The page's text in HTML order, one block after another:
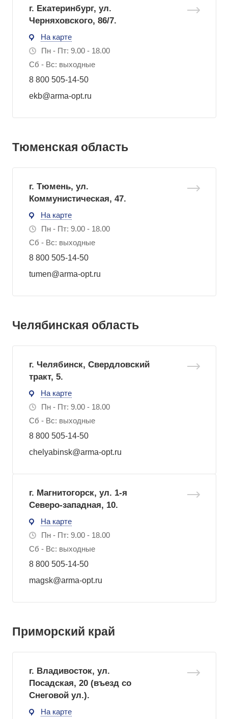
г. Екатеринбург, ул.
Черняховского, 86/7.
На карте
Пн - Пт: 9.00 - 18.00
Сб - Вс: выходные
8 800 505-14-50
ekb@arma-opt.ru
Тюменская область
г. Тюмень, ул.
Коммунистическая, 47.
На карте
Пн - Пт: 9.00 - 18.00
Сб - Вс: выходные
8 800 505-14-50
tumen@arma-opt.ru
Челябинская область
г. Челябинск, Свердловский
тракт, 5.
На карте
Пн - Пт: 9.00 - 18.00
Сб - Вс: выходные
8 800 505-14-50
chelyabinsk@arma-opt.ru
г. Магнитогорск, ул. 1-я
Северо-западная, 10.
На карте
Пн - Пт: 9.00 - 18.00
Сб - Вс: выходные
8 800 505-14-50
magsk@arma-opt.ru
Приморский край
г. Владивосток, ул.
Посадская, 20 (въезд со
Снеговой ул.).
На карте